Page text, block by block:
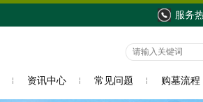
服务
资讯中心 常见问题 购墓流程